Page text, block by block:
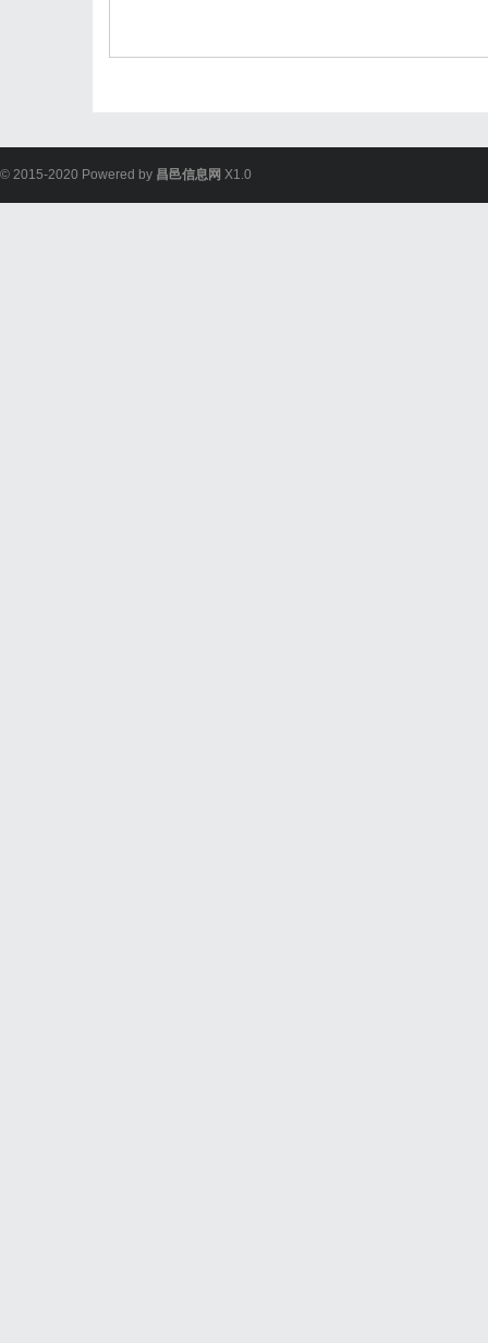
© 2015-2020 Powered by 昌邑信息网 X1.0